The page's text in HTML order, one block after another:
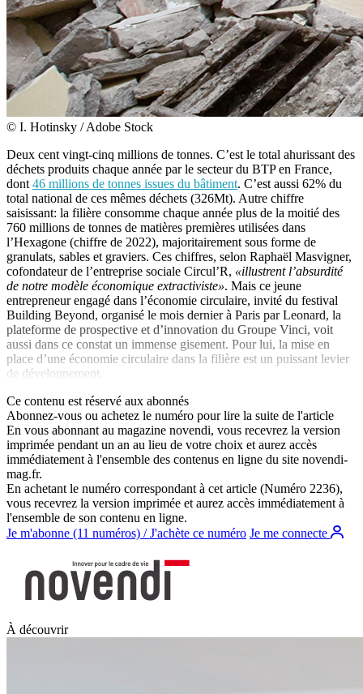
© I. Hotinsky / Adobe Stock
Deux cent vingt-cinq millions de tonnes. C’est le total ahurissant des
déchets produits chaque année par le secteur du BTP en France,
dont 46 millions de tonnes issues du bâtiment. C’est aussi 62% du
total national de ces mêmes déchets (326Mt). Autre chiffre
saisissant: la filière consomme chaque année plus de la moitié des
760 millions de tonnes de matières premières utilisées dans
l’Hexagone (chiffre de 2022), majoritairement sous forme de
granulats, sables et graviers. Ces chiffres, selon Raphaël Masvigner,
cofondateur de l’entreprise sociale Circul’R, «illustrent l’absurdité
de notre modèle économique extractiviste». Mais ce jeune
entrepreneur engagé dans l’économie circulaire, invité du festival
Building Beyond, organisé le mois dernier à Paris par Leonard, la
plateforme de prospective et d’innovation du Groupe Vinci, voit
aussi dans ce constat un immense gisement. Pour lui, la mise en
place d’une économie circulaire dans la filière est un puissant levier
de développement.
Ce contenu est réservé aux abonnés
Abonnez-vous ou achetez le numéro pour lire la suite de l'article
En vous abonnant au magazine novendi, vous recevrez la version
imprimée pendant un an au lieu de votre choix et aurez accès
immédiatement à l'ensemble des contenus en ligne du site novendi-
mag.fr.
En achetant le numéro correspondant à cet article (Numéro 2236),
vous recevrez la version imprimée et aurez accès immédiatement à
l'ensemble de son contenu en ligne.
Je m'abonne (11 numéros) / J'achète ce numéro Je me connecte
À découvrir